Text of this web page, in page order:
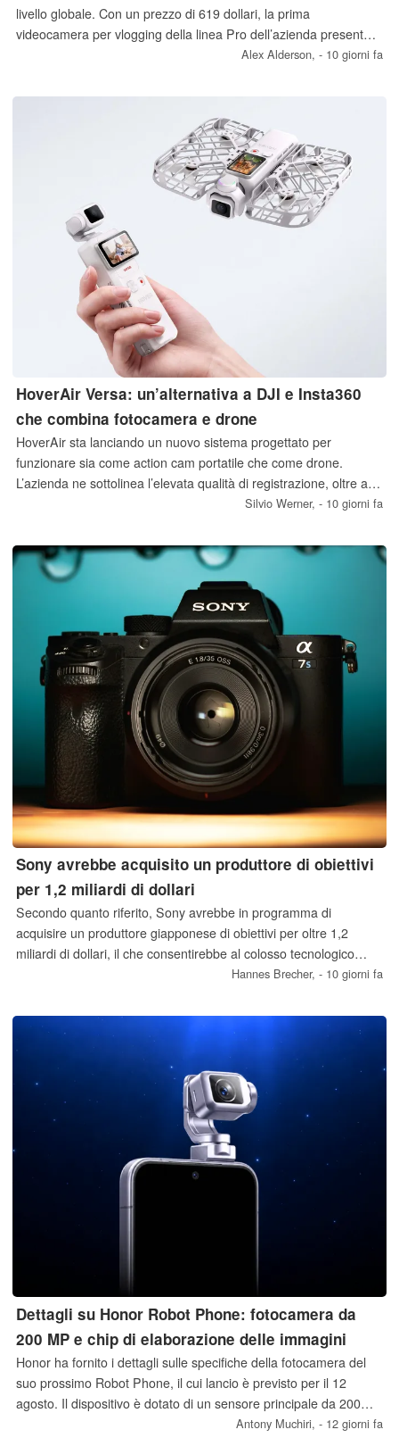
livello globale. Con un prezzo di 619 dollari, la prima
videocamera per vlogging della linea Pro dell’azienda presenta
diversi miglioramenti rispetto all’Osmo Pocket 4, volti a renderla
dedicato da 1/1,28 pollici e un teleobiettivo 3x.
Alex Alderson, - 10 giorni fa
HoverAir Versa: un’alternativa a DJI e Insta360
che combina fotocamera e drone
HoverAir sta lanciando un nuovo sistema progettato per
funzionare sia come action cam portatile che come drone.
L’azienda ne sottolinea l’elevata qualità di registrazione, oltre a
Silvio Werner, - 10 giorni fa
Sony avrebbe acquisito un produttore di obiettivi
per 1,2 miliardi di dollari
Secondo quanto riferito, Sony avrebbe in programma di
acquisire un produttore giapponese di obiettivi per oltre 1,2
miliardi di dollari, il che consentirebbe al colosso tecnologico
giapponese di ampliare la propria gamma di obiettivi, in
anche con diversi obiettivi a focale fissa.
Hannes Brecher, - 10 giorni fa
Dettagli su Honor Robot Phone: fotocamera da
200 MP e chip di elaborazione delle immagini
Honor ha fornito i dettagli sulle specifiche della fotocamera del
suo prossimo Robot Phone, il cui lancio è previsto per il 12
agosto. Il dispositivo è dotato di un sensore principale da 200
MP montato su un gimbal miniaturizzato a tre assi, abbinato a
Antony Muchiri, - 12 giorni fa